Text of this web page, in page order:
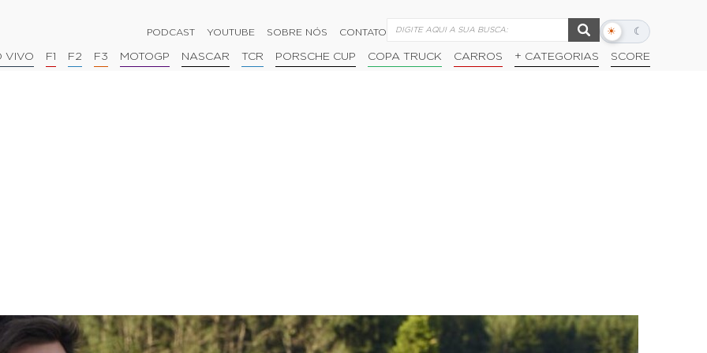
PODCAST YOUTUBE SOBRE NÓS CONTATO ☀ ☾
Alternar
escuro
VIVO F1 F2 F3 MOTOGP NASCAR TCR PORSCHE CUP COPA TRUCK CARROS + CATEGORIAS SCORE